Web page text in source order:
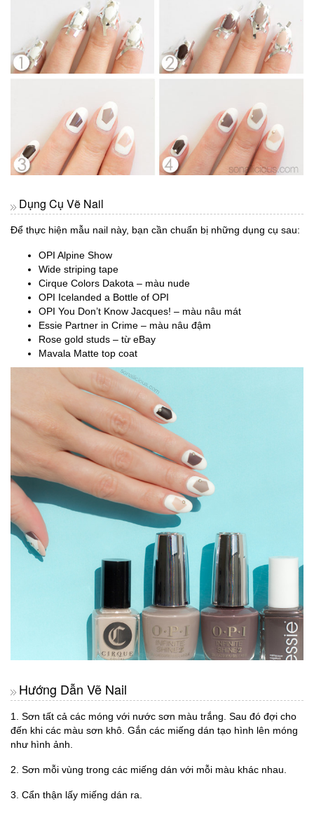
Dụng Cụ Vẽ Nail
Để thực hiện mẫu nail này, bạn cần chuẩn bị những dụng cụ sau:
OPI Alpine Show
Wide striping tape
Cirque Colors Dakota – màu nude
OPI Icelanded a Bottle of OPI
OPI You Don’t Know Jacques! – màu nâu mát
Essie Partner in Crime – màu nâu đậm
Rose gold studs – từ eBay
Mavala Matte top coat
Hướng Dẫn Vẽ Nail
1. Sơn tất cả các móng với nước sơn màu trắng. Sau đó đợi cho
đến khi các màu sơn khô. Gắn các miếng dán tạo hình lên móng
như hình ảnh.
2. Sơn mỗi vùng trong các miếng dán với mỗi màu khác nhau.
3. Cẩn thận lấy miếng dán ra.